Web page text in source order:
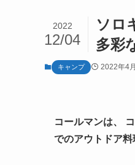
ソロ
多彩
2022
12/04
キャンプ 2022年4
コールマンは、
でのアウトドア料